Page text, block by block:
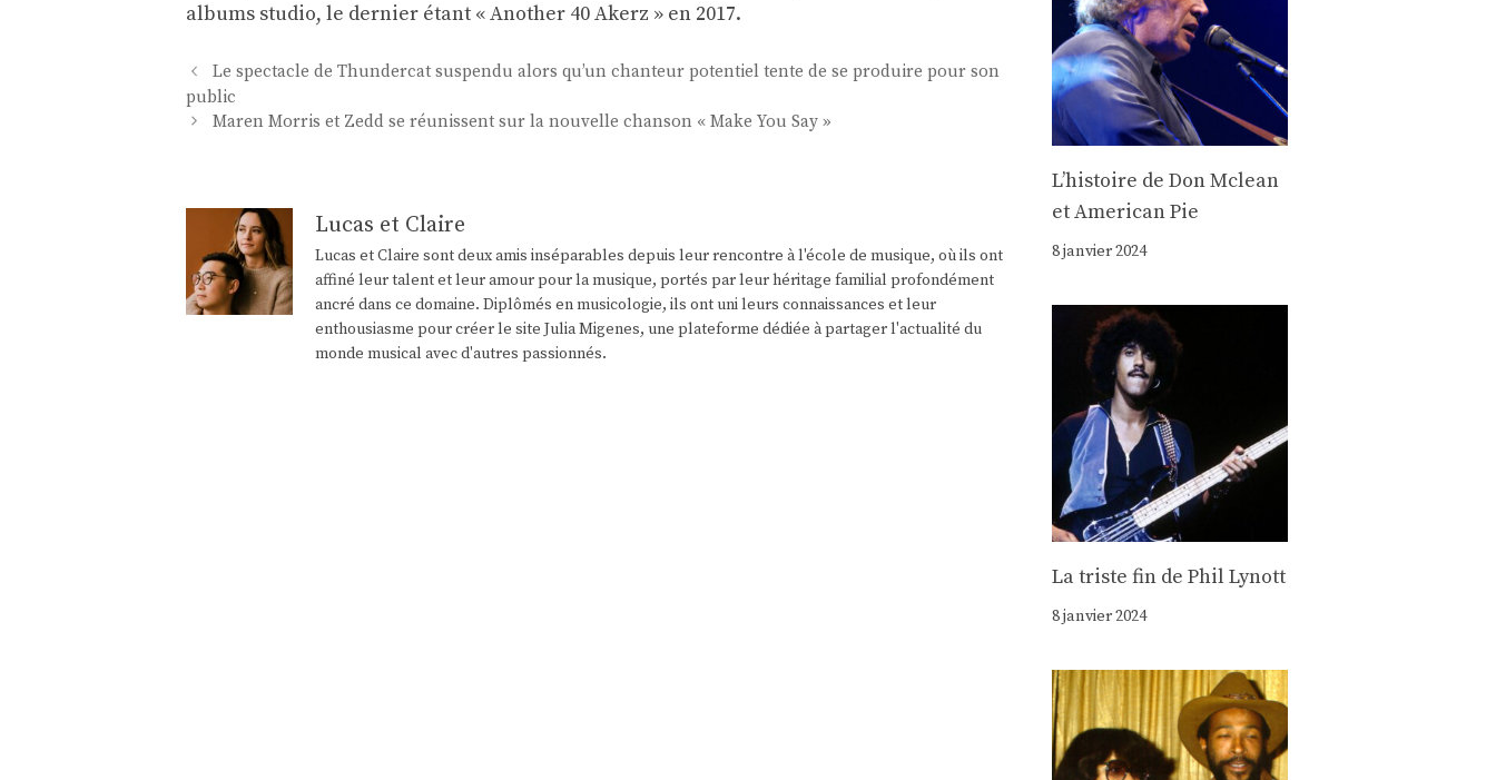
albums studio, le dernier étant « Another 40 Akerz » en 2017.
Navigation
des
articles
Le spectacle de Thundercat suspendu alors qu’un chanteur potentiel tente de se produire pour son
public
Maren Morris et Zedd se réunissent sur la nouvelle chanson « Make You Say »
Lucas et Claire
Lucas et Claire sont deux amis inséparables depuis leur rencontre à l'école de musique, où ils ont
affiné leur talent et leur amour pour la musique, portés par leur héritage familial profondément
ancré dans ce domaine. Diplômés en musicologie, ils ont uni leurs connaissances et leur
enthousiasme pour créer le site Julia Migenes, une plateforme dédiée à partager l'actualité du
monde musical avec d'autres passionnés.
Lʼhistoire de Don Mclean
et American Pie
8 janvier 2024
La triste fin de Phil Lynott
8 janvier 2024